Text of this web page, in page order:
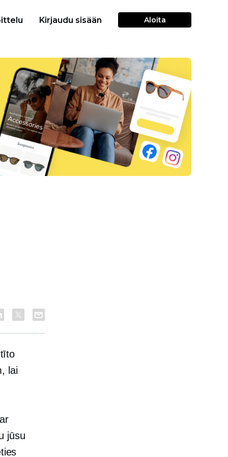
Kirjaudu sisään Aloita
lai
jūsu